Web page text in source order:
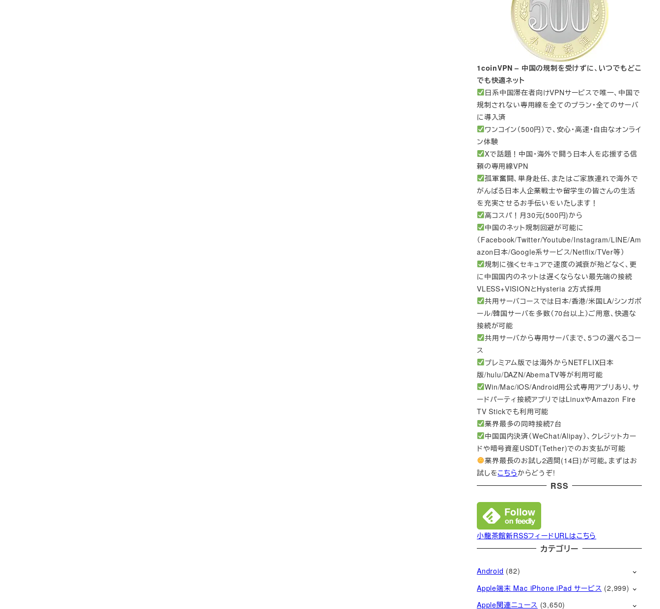
1coinVPN – 中国の規制を受けずに、いつでもどこ
でも快適ネット
日系中国滞在者向けVPNサービスで唯一、中国で
規制されない専用線を全てのプラン・全てのサーバ
に導入済
ワンコイン（500円）で、安心・高速・自由なオンライ
ン体験
Xで話題！中国・海外で闘う日本人を応援する信
頼の専用線VPN
孤軍奮闘、単身赴任、またはご家族連れで海外で
がんばる日本人企業戦士や留学生の皆さんの生活
を充実させるお手伝いをいたします！
高コスパ！月30元(500円)から
中国のネット規制回避が可能に
（Facebook/Twitter/Youtube/Instagram/LINE/Am
azon日本/Google系サービス/Netflix/TVer等）
規制に強くセキュアで速度の減衰が殆どなく、更
に中国国内のネットは遅くならない最先端の接続
VLESS+VISIONとHysteria 2方式採用
共用サーバコースでは日本/香港/米国LA/シンガポ
ール/韓国サーバを多数（70台以上）ご用意、快適な
接続が可能
共用サーバから専用サーバまで、5つの選べるコー
ス
プレミアム版では海外からNETFLIX日本
版/hulu/DAZN/AbemaTV等が利用可能
Win/Mac/iOS/Android用公式専用アプリあり、サ
ードパーティ接続アプリではLinuxやAmazon Fire
TV Stickでも利用可能
業界最多の同時接続7台
中国国内決済（WeChat/Alipay）、クレジットカー
ドや暗号資産USDT(Tether)でのお支払が可能
業界最長のお試し2週間(14日)が可能。まずはお
試しをこちらからどうぞ!
RSS
小龍茶館新RSSフィードURLはこちら
カテゴリー
Android (82)
Apple端末 Mac iPhone iPad サービス (2,999)
Apple関連ニュース (3,650)